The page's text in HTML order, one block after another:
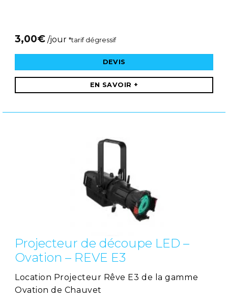
3,00€ /jour *tarif dégressif
DEVIS
EN SAVOIR +
Projecteur de découpe LED –
Ovation – REVE E3
Location Projecteur Rêve E3 de la gamme
Ovation de Chauvet